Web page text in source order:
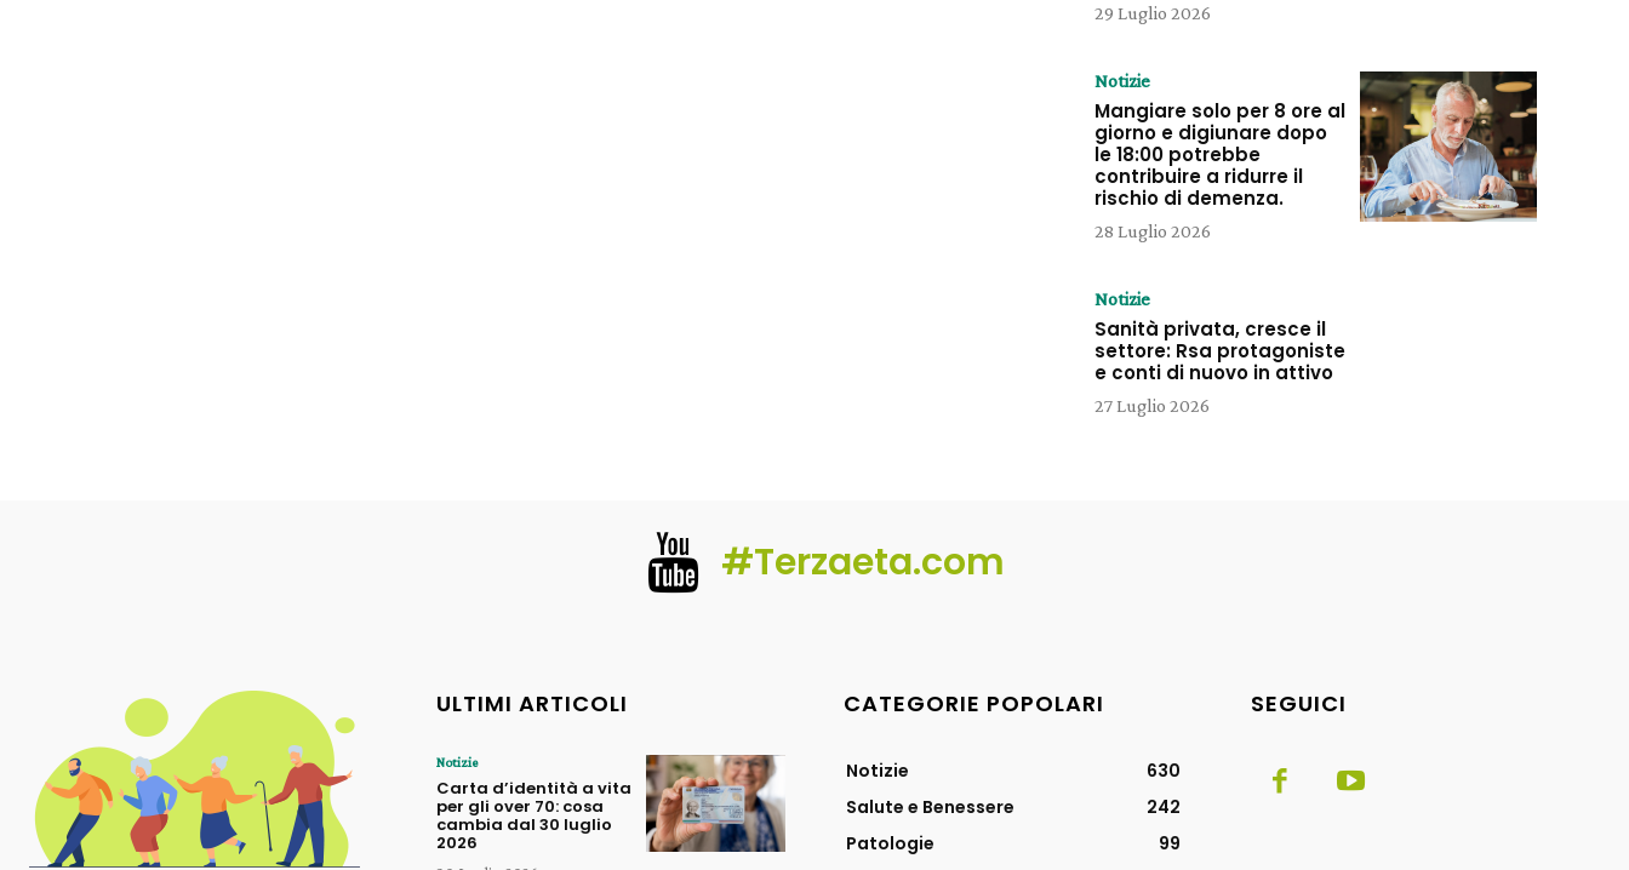
29 Luglio 2026
Notizie
Mangiare solo per 8 ore al
giorno e digiunare dopo
le 18:00 potrebbe
contribuire a ridurre il
rischio di demenza.
28 Luglio 2026
Notizie
Sanità privata, cresce il
settore: Rsa protagoniste
e conti di nuovo in attivo
27 Luglio 2026
#Terzaeta.com
ULTIMI ARTICOLI
Notizie
Carta d’identità a vita
per gli over 70: cosa
cambia dal 30 luglio
2026
CATEGORIE POPOLARI
Notizie
630
Salute e Benessere
242
Patologie
99
SEGUICI